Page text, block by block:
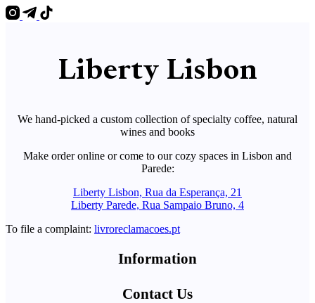
Liberty Lisbon
We hand-picked a custom collection of specialty coffee, natural
wines and books
Make order online or come to our cozy spaces in Lisbon and
Parede:
Liberty Lisbon, Rua da Esperança, 21
Liberty Parede, Rua Sampaio Bruno, 4
To file a complaint: livroreclamacoes.pt
Information
Contact Us